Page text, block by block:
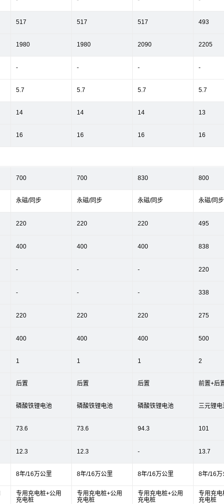
517 517 517 493
1980 1980 2090 2205
- - - -
5.7 5.7 5.7 5.7
14 14 14 13
16 16 16 16
700 700 830 800
永磁/同步 永磁/同步 永磁/同步 永磁/同步
220 220 220 495
400 400 400 838
- - - 220
- - - 338
220 220 220 275
400 400 400 500
1 1 1 2
后置 后置 后置 前置+后
磷酸铁锂电池 磷酸铁锂电池 磷酸铁锂电池 三元锂电
73.6 73.6 94.3 101
12.3 12.3 - 13.7
8年/16万公里 8年/16万公里 8年/16万公里 8年/16万
专用充电桩+公用
充电桩
专用充电桩+公用
充电桩
专用充电桩+公用
充电桩
专用充电
充电桩